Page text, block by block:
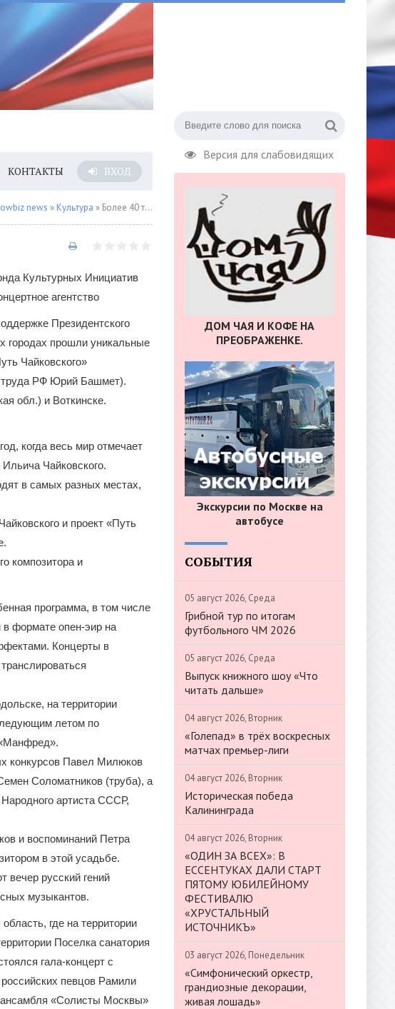
Версия для слабовидящих
КОНТАКТЫ ВХОД
news » Культура » Более 40 тысяч зрителей посетили концерты «Пути Чайковского» в августе
Культурных Инициатив
агентство
Президентского
городах прошли уникальные
Чайковского»
труда РФ Юрий Башмет).
обл.) и Воткинске.
когда весь мир отмечает
Чайковского.
в самых разных местах,
и проект «Путь
композитора и
программа, в том числе
формате опен-эир на
Концерты в
на территории
летом по
конкурсов Павел Милюков
Соломатников (труба), а
артиста СССР,
и воспоминаний Петра
в этой усадьбе.
вечер русский гений
музыкантов.
где на территории
Поселка санатория
гала-концерт с
певцов Рамили
«Солисты Москвы»
ДОМ ЧАЯ И КОФЕ НА
ПРЕОБРАЖЕНКЕ.
Экскурсии по Москве на
автобусе
СОБЫТИЯ
05 август 2026, Среда
Грибной тур по итогам
футбольного ЧМ 2026
05 август 2026, Среда
Выпуск книжного шоу «Что
читать дальше»
04 август 2026, Вторник
«Голепад» в трёх воскресных
матчах премьер-лиги
04 август 2026, Вторник
Историческая победа
Калининграда
04 август 2026, Вторник
«ОДИН ЗА ВСЕХ»: В
ЕССЕНТУКАХ ДАЛИ СТАРТ
ПЯТОМУ ЮБИЛЕЙНОМУ
ФЕСТИВАЛЮ
«ХРУСТАЛЬНЫЙ
ИСТОЧНИКЪ»
03 август 2026, Понедельник
«Симфонический оркестр,
грандиозные декорации,
живая лошадь»